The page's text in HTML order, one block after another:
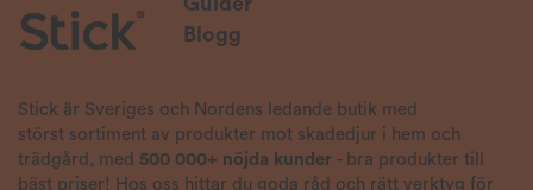
Blogg
Stick är Sveriges och Nordens ledande butik med
störst sortiment av produkter mot skadedjur i hem och
trädgård, med 500 000+ nöjda kunder - bra produkter till
bäst priser! Hos oss hittar du goda råd och rätt verktyg för